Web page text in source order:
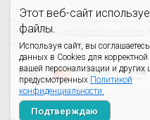
Этот веб-сайт
файлы.
Используя сайт, вы
данных в Cookies для корректной
вашей персонализации и других
предусмотренных Политикой
конфиденциальности.
Подтверждаю
Мы получаем и обрабатываем
соответствии с
персональных данных,вам необходимо